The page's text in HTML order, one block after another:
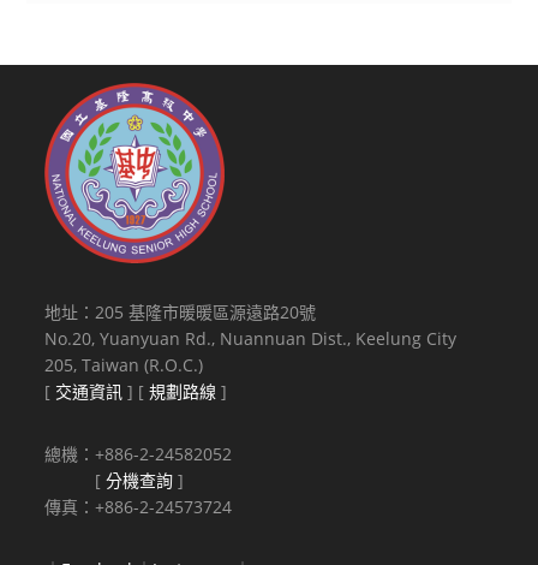
地址：205 基隆市暖暖區源遠路20號
No.20, Yuanyuan Rd., Nuannuan Dist., Keelung City
205, Taiwan (R.O.C.)
[ 交通資訊 ] [規劃路線 ]
總機：+886-2-24582052
[分機查詢 ]
傳真：+886-2-24573724